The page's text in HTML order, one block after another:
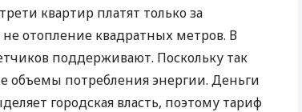
КЕШБЭКА
БАНКОВСКИМ КАРТАМ
квартир платят только за
отопление квадратных метров. В
поддерживают. Поскольку так
объемы потребления энергии. Деньги
городская власть, поэтому тариф